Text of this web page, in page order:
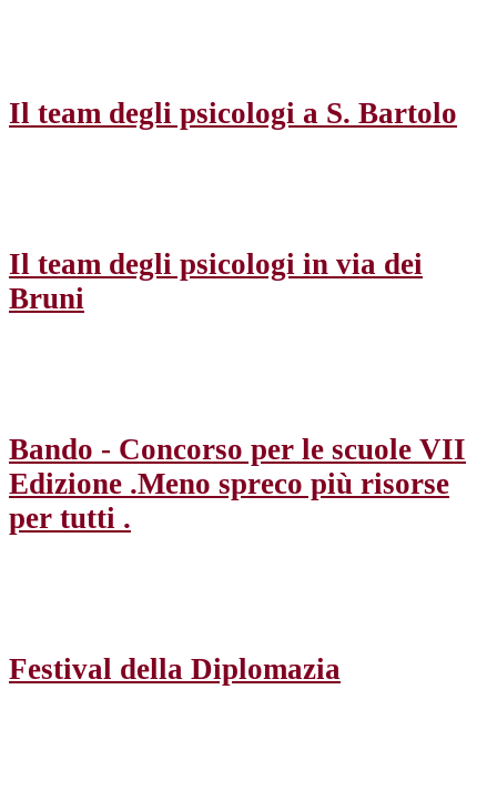
Il team degli psicologi a S. Bartolo
Il team degli psicologi in via dei
Bruni
Bando - Concorso per le scuole VII
Edizione .Meno spreco più risorse
per tutti .
Festival della Diplomazia